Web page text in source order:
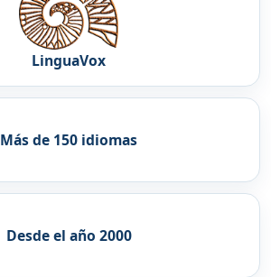
LinguaVox
Más de 150 idiomas
Desde el año 2000